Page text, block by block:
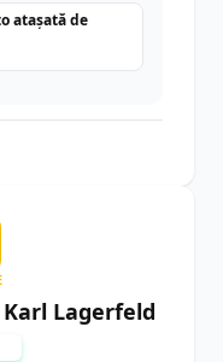
atașată de
Lagerfeld